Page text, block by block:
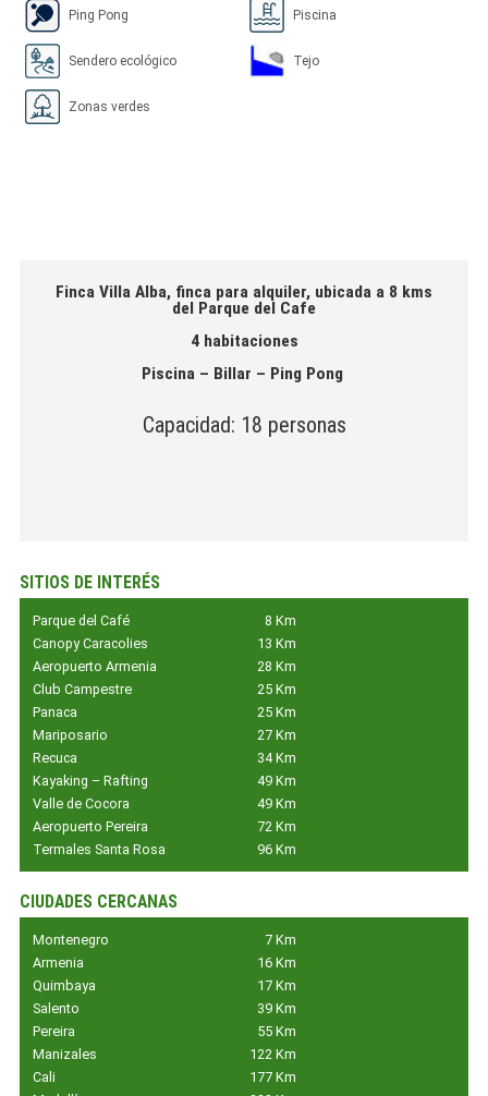
Ping Pong Piscina
Sendero ecológico Tejo
Zonas verdes
Finca Villa Alba, finca para alquiler, ubicada a 8 kms
del Parque del Cafe
4 habitaciones
Piscina – Billar – Ping Pong
Capacidad: 18 personas
SITIOS DE INTERÉS
Parque del Café
8 Km
Canopy Caracolies
13 Km
Aeropuerto Armenia
28 Km
Club Campestre
25 Km
Panaca
25 Km
Mariposario
27 Km
Recuca
34 Km
Kayaking – Rafting
49 Km
Valle de Cocora
49 Km
Aeropuerto Pereira
72 Km
Termales Santa Rosa
96 Km
CIUDADES CERCANAS
Montenegro
7 Km
Armenia
16 Km
Quimbaya
17 Km
Salento
39 Km
Pereira
55 Km
Manizales
122 Km
Cali
177 Km